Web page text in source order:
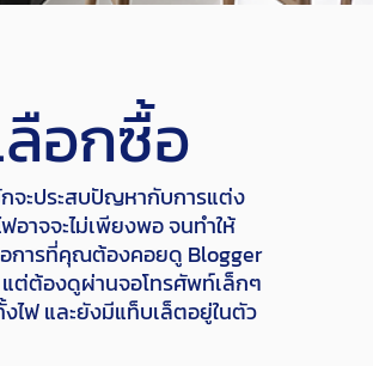
อกซื้อ
ะประสบปัญหากับการแต่ง
อาจจะไม่เพียงพอ จนทำให้
การที่คุณต้องคอยดู Blogger
ต้องดูผ่านจอโทรศัพท์เล็กๆ
ไฟ และยังมีแท็บเล็ตอยู่ในตัว